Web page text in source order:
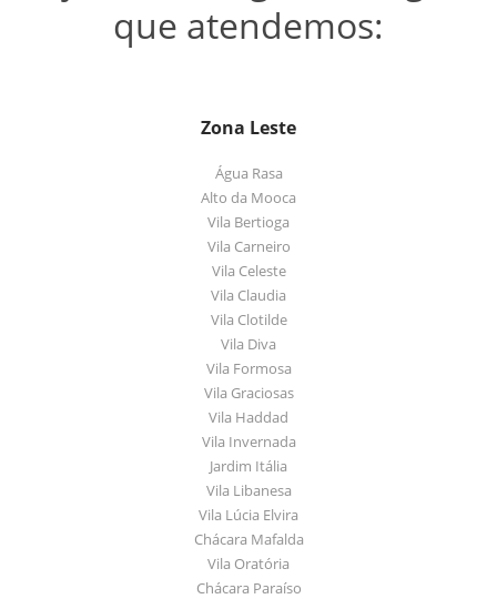
que atendemos:
Zona Leste
Água Rasa
Alto da Mooca
Vila Bertioga
Vila Carneiro
Vila Celeste
Vila Claudia
Vila Clotilde
Vila Diva
Vila Formosa
Vila Graciosas
Vila Haddad
Vila Invernada
Jardim Itália
Vila Libanesa
Vila Lúcia Elvira
Chácara Mafalda
Vila Oratória
Chácara Paraíso